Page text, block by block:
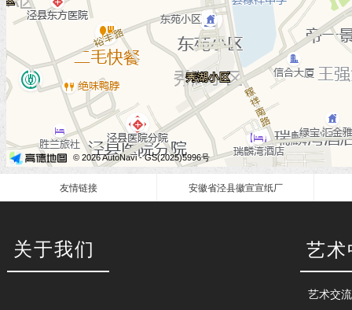
关于我们 艺术
艺术交流
友情链接 安徽省泾县徽宣宣纸厂